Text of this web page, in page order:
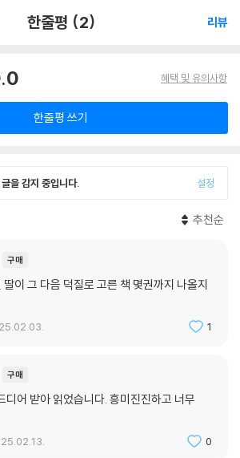
한줄평 (2) 리뷰
혜택 및 유의사항
한줄평 쓰기
을 감지 중입니다. 설정
추천순
구매
이 그 다음 덕질로 고른 책 몇권까지 나올지
1
구매
디어 받아 읽었습니다. 흥미진진하고 너무
0